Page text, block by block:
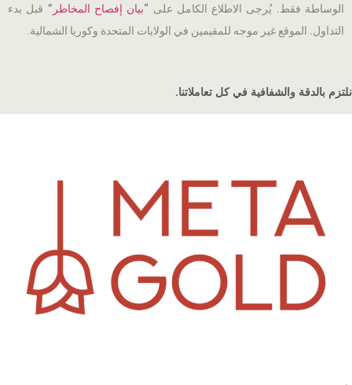
الوساطة فقط. يُرجى الاطلاع الكامل على “بيان إفصاح المخاطر ” قبل بدء
التداول. الموقع غير موجه للمقيمين في الولايات المتحدة وكوريا الشمالية.
نلتزم بالدقة والشفافية في كل تعاملاتنا.